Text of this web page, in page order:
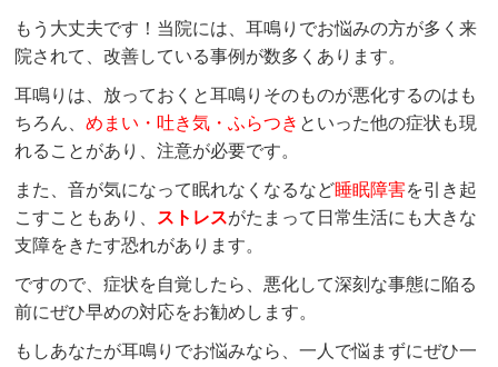
もう大丈夫です！当院には、耳鳴りでお悩みの方が多く来
院されて、改善している事例が数多くあります。
耳鳴りは、放っておくと耳鳴りそのものが悪化するのはも
ちろん、めまい・吐き気・ふらつき といった他の症状も現
れることがあり、注意が必要です。
また、音が気になって眠れなくなるなど睡眠障害を引き起
こすこともあり、 ストレスがたまって日常生活にも大きな
支障をきたす恐れがあります。
ですので、症状を自覚したら、悪化して深刻な事態に陥る
前にぜひ早めの対応をお勧めします。
もしあなたが耳鳴りでお悩みなら、一人で悩まずにぜひ一